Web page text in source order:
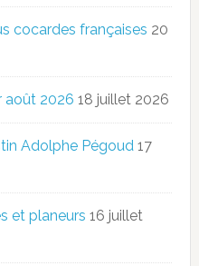
cocardes françaises 20
août 2026 18 juillet 2026
Adolphe Pégoud 17
et planeurs 16 juillet